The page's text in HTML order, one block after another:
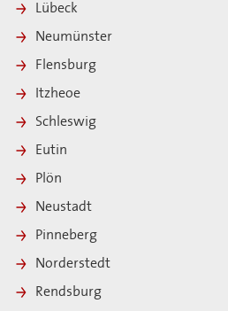
Lübeck
Neumünster
Flensburg
Itzheoe
Schleswig
Eutin
Plön
Neustadt
Pinneberg
Norderstedt
Rendsburg